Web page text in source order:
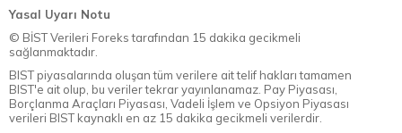
Yasal Uyarı Notu
© BİST Verileri Foreks tarafından 15 dakika gecikmeli
sağlanmaktadır.
BIST piyasalarında oluşan tüm verilere ait telif hakları tamamen
BIST'e ait olup, bu veriler tekrar yayınlanamaz. Pay Piyasası,
Borçlanma Araçları Piyasası, Vadeli İşlem ve Opsiyon Piyasası
verileri BIST kaynaklı en az 15 dakika gecikmeli verilerdir.